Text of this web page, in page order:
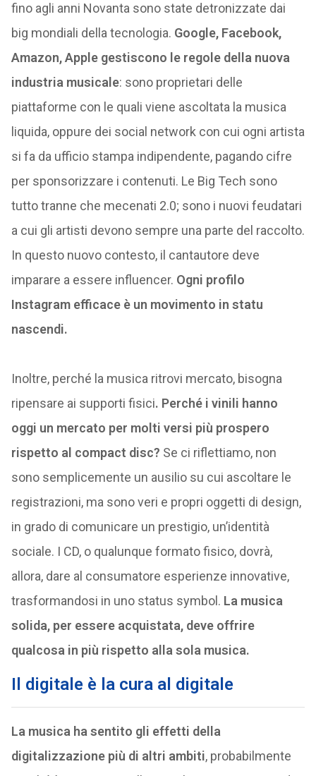
fino agli anni Novanta sono state detronizzate dai
big mondiali della tecnologia. Google, Facebook,
Amazon, Apple gestiscono le regole della nuova
industria musicale: sono proprietari delle
piattaforme con le quali viene ascoltata la musica
liquida, oppure dei social network con cui ogni artista
si fa da ufficio stampa indipendente, pagando cifre
per sponsorizzare i contenuti. Le Big Tech sono
tutto tranne che mecenati 2.0; sono i nuovi feudatari
a cui gli artisti devono sempre una parte del raccolto.
In questo nuovo contesto, il cantautore deve
imparare a essere influencer. Ogni profilo
Instagram efficace è un movimento in statu
nascendi.
Inoltre, perché la musica ritrovi mercato, bisogna
ripensare ai supporti fisici. Perché i vinili hanno
oggi un mercato per molti versi più prospero
rispetto al compact disc? Se ci riflettiamo, non
sono semplicemente un ausilio su cui ascoltare le
registrazioni, ma sono veri e propri oggetti di design,
in grado di comunicare un prestigio, un’identità
sociale. I CD, o qualunque formato fisico, dovrà,
allora, dare al consumatore esperienze innovative,
trasformandosi in uno status symbol . La musica
solida, per essere acquistata, deve offrire
qualcosa in più rispetto alla sola musica.
Il digitale è la cura al digitale
La musica ha sentito gli effetti della
digitalizzazione più di altri ambiti, probabilmente